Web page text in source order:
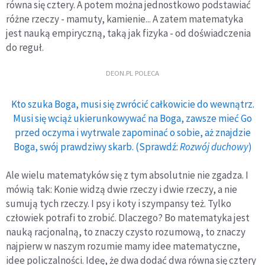
równa się cztery. A potem można jednostkowo podstawiać
różne rzeczy - mamuty, kamienie... A zatem matematyka
jest nauką empiryczną, taką jak fizyka - od doświadczenia
do reguł.
DEON.PL POLECA
Kto szuka Boga, musi się zwrócić całkowicie do wewnątrz.
Musi się wciąż ukierunkowywać na Boga, zawsze mieć Go
przed oczyma i wytrwale zapominać o sobie, aż znajdzie
Boga, swój prawdziwy skarb. (Sprawdź:Rozwój duchowy)
Ale wielu matematyków się z tym absolutnie nie zgadza. I
mówią tak: Konie widzą dwie rzeczy i dwie rzeczy, a nie
sumują tych rzeczy. I psy i koty i szympansy też. Tylko
człowiek potrafi to zrobić. Dlaczego? Bo matematyka jest
nauką racjonalną, to znaczy czysto rozumową, to znaczy
najpierw w naszym rozumie mamy idee matematyczne,
idee policzalności. Ideę, że dwa dodać dwa równa się cztery